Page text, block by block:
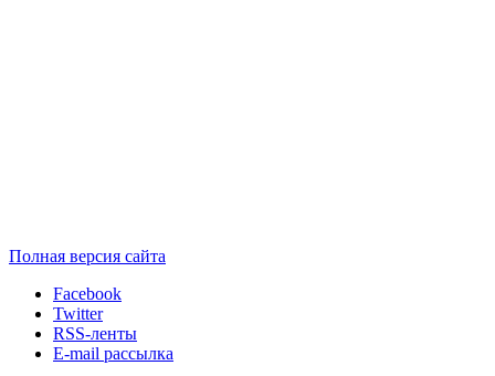
Полная версия сайта
Facebook
Twitter
RSS-ленты
E-mail рассылка